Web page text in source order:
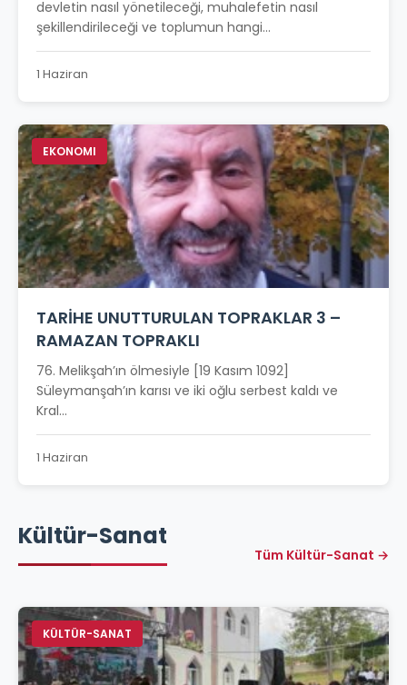
devletin nasıl yönetileceği, muhalefetin nasıl
şekillendirileceği ve toplumun hangi...
1 Haziran
EKONOMI
TARİHE UNUTTURULAN TOPRAKLAR 3 –
RAMAZAN TOPRAKLI
76. Melikşah’ın ölmesiyle [19 Kasım 1092]
Süleymanşah’ın karısı ve iki oğlu serbest kaldı ve
Kral...
1 Haziran
Kültür-Sanat
Tüm Kültür-Sanat →
KÜLTÜR-SANAT